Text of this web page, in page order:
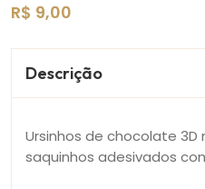
R$ 9,00
Descrição
Ursinhos de chocolate 3D
saquinhos adesivados